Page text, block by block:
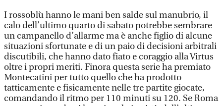
I rossoblù hanno le mani ben salde sul manubrio, il
calo dell’ultimo quarto di sabato potrebbe sembrare
un campanello d’allarme ma è anche figlio di alcune
situazioni sfortunate e di un paio di decisioni arbitrali
discutibili, che hanno dato fiato e coraggio alla Virtus
oltre i propri meriti. Finora questa serie ha premiato
Montecatini per tutto quello che ha prodotto
tatticamente e fisicamente nelle tre partite giocate,
comandando il ritmo per 110 minuti su 120. Se Roma